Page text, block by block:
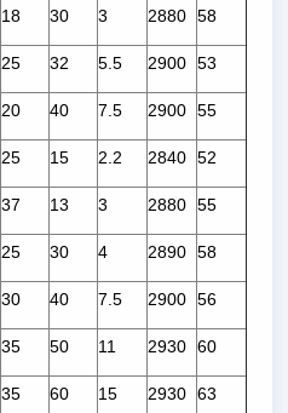
18 30 3 2880 58
25 32 5.5 2900 53
20 40 7.5 2900 55
25 15 2.2 2840 52
37 13 3 2880 55
25 30 4 2890 58
30 40 7.5 2900 56
35 50 11 2930 60
35 60 15 2930 63